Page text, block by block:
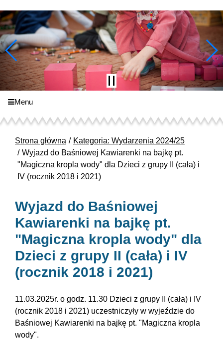
Menu
Strona główna
Kategoria: Wydarzenia 2024/25
Wyjazd do Baśniowej Kawiarenki na bajkę pt.
"Magiczna kropla wody" dla Dzieci z grupy II (cała) i
IV (rocznik 2018 i 2021)
Wyjazd do Baśniowej
Kawiarenki na bajkę pt.
"Magiczna kropla wody" dla
Dzieci z grupy II (cała) i IV
(rocznik 2018 i 2021)
11.03.2025r. o godz. 11.30 Dzieci z grupy II (cała) i IV
(rocznik 2018 i 2021) uczestniczyły w wyjeździe do
Baśniowej Kawiarenki na bajkę pt. "Magiczna kropla
wody".